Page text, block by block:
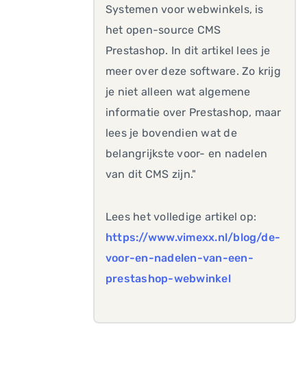
Systemen voor webwinkels, is
het open-source CMS
Prestashop. In dit artikel lees je
meer over deze software. Zo krijg
je niet alleen wat algemene
informatie over Prestashop, maar
lees je bovendien wat de
belangrijkste voor- en nadelen
van dit CMS zijn."
Lees het volledige artikel op:
https://www.vimexx.nl/blog/de-
voor-en-nadelen-van-een-
prestashop-webwinkel